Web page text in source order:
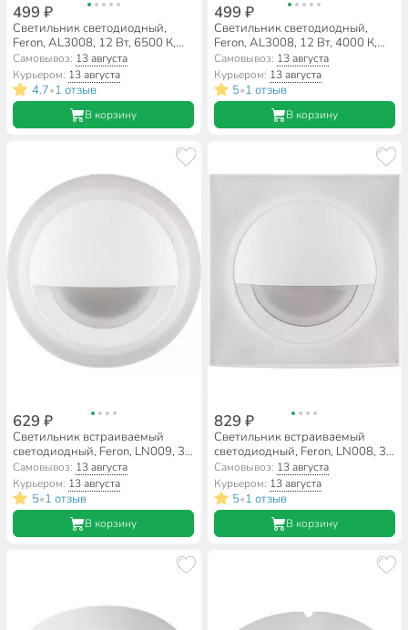
499 ₽
Светильник светодиодный,
Feron, AL3008, 12 Вт, 6500 К,
960 Лм, IP65, 14х14х3.5 см,
дневной свет, пластиковый
корпус, 41147
Самовывоз: 13 августа
Курьером: 13 августа
4.7•1 отзыв
В корзину
499 ₽
Светильник светодиодный,
Feron, AL3008, 12 Вт, 4000 К,
960 Лм, IP65, 14х14х3.5 см,
белый свет, 41146
Самовывоз: 13 августа
Курьером: 13 августа
5•1 отзыв
В корзину
629 ₽
Светильник встраиваемый
светодиодный, Feron, LN009, 3
Вт, 4000 К, 210 Лм, IP20,
6х6х3.3 см, белый свет, драйвер
в комплекте, 32666
Самовывоз: 13 августа
Курьером: 13 августа
5•1 отзыв
В корзину
829 ₽
Светильник встраиваемый
светодиодный, Feron, LN008, 3
Вт, 4000 К, 210 Лм, IP20,
6х6х3.3 см, белый свет, драйвер
в комплекте, 32665
Самовывоз: 13 августа
Курьером: 13 августа
5•1 отзыв
В корзину